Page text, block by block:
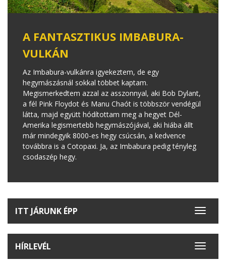
A FANTASZTIKUS IMBABURA-
VULKÁN
Az Imbabura-vulkánra igyekeztem, de egy
hegymászásnál sokkal többet kaptam.
Megismerkedtem azzal az asszonnyal, aki Bob Dylant,
a fél Pink Floydot és Manu Chaót is többször vendégül
látta, majd együtt hódítottam meg a hegyet Dél-
Amerika legismertebb hegymászójával, aki hiába állt
már mindegyik 8000-es hegy csúcsán, a kedvence
továbbra is a Cotopaxi. Ja, az Imbabura pedig tényleg
csodaszép hegy.
Toggle
ITT JÁRUNK ÉPP
Toggle
HÍRLEVÉL